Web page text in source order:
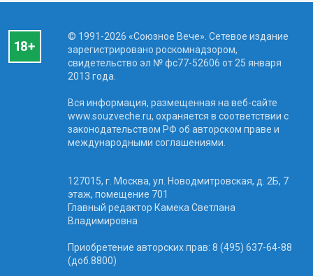
© 1991-2026 «Союзное Вече». Сетевое издание
зарегистрировано роскомнадзором,
свидетельство эл № фc77-52606 от 25 января
2013 года.
Вся информация, размещенная на веб-сайте
www.souzveche.ru, охраняется в соответствии с
законодательством РФ об авторском праве и
международными соглашениями.
127015, г. Москва, ул. Новодмитровская, д. 2Б, 7
этаж, помещение 701
Главный редактор Камека Светлана
Владимировна
Приобретение авторских прав: 8 (495) 637-64-88
(доб.8800)